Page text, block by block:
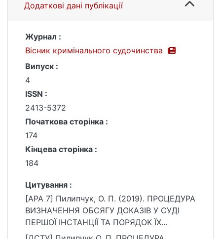
Додаткові дані публікації
Журнал :
Вісник кримінального судочинства
Випуск :
4
ISSN :
2413-5372
Початкова сторінка :
174
Кінцева сторінка :
184
Цитування :
[APA 7] Пилипчук, О. П. (2019). ПРОЦЕДУРА
ВИЗНАЧЕННЯ ОБСЯГУ ДОКАЗІВ У СУДІ
ПЕРШОЇ ІНСТАНЦІЇ ТА ПОРЯДОК ЇХ
ДОСЛІДЖЕННЯ. Вісник кримінального